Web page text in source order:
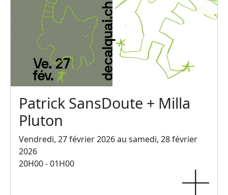
Patrick SansDoute + Milla
Pluton
Vendredi, 27 février 2026 au samedi, 28 février
2026
20H00 - 01H00